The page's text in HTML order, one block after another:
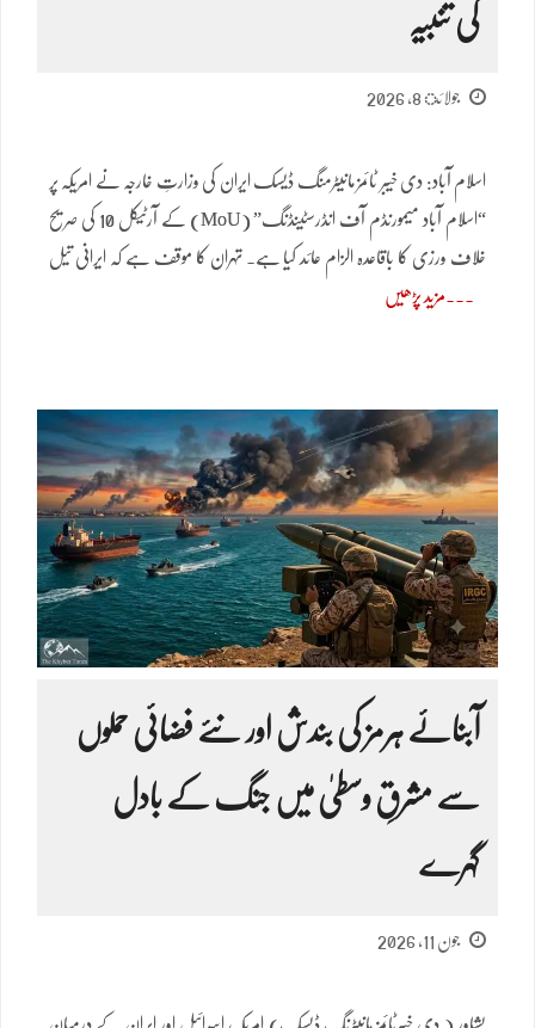
کی تنبیہ
جولائ 8, 2026
اسلام آباد: دی خیبر ٹائمز مانیٹرمنگ ڈیسک ایران کی وزارتِ خارجہ نے امریکہ پر
“اسلام آباد میمورنڈم آف انڈرسٹینڈنگ” (MoU) کے آرٹیکل 10 کی صریح
خلاف ورزی کا باقاعدہ الزام عائد کیا ہے۔ تہران کا موقف ہے کہ ایرانی تیل
مزید پڑھیں
آبنائے ہرمز کی بندش اور نئے فضائی حملوں
سے مشرقِ وسطیٰ میں جنگ کے بادل
گہرے
جون 11, 2026
پشاور ( دی خیبرٹائمز مانیٹرنگ ڈیسک) امریکہ، اسرائیل اور ایران کے درمیان